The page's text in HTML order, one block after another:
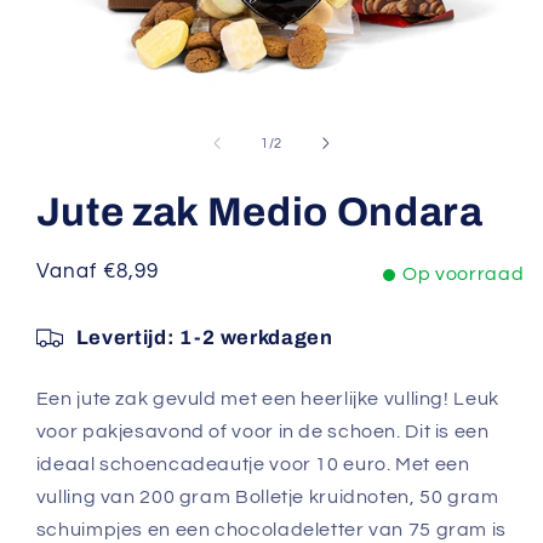
1 /van
2
Jute zak Medio Ondara
Normale
Vanaf €8,99 Op voorraad
Levertijd: 1-2 werkdagen
Een jute zak gevuld met een heerlijke vulling! Leuk
voor pakjesavond of voor in de schoen. Dit is een
ideaal schoencadeautje voor 10 euro. Met een
vulling van 200 gram Bolletje kruidnoten, 50 gram
schuimpjes en een chocoladeletter van 75 gram is